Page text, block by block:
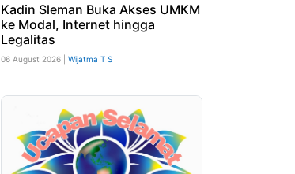
Kadin Sleman Buka Akses UMKM
ke Modal, Internet hingga
Legalitas
06 August 2026 | Wijatma T S